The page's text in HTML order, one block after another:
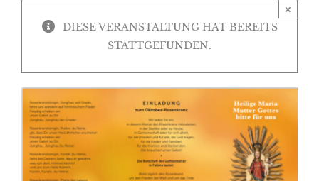
×
DIESE VERANSTALTUNG HAT BEREITS
STATTGEFUNDEN.